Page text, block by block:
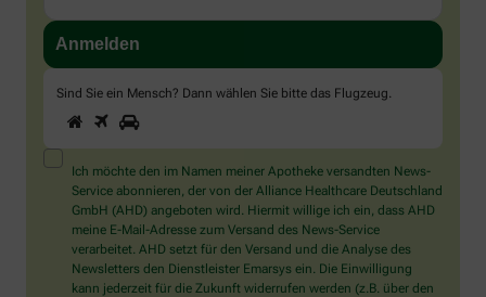
Sind Sie ein Mensch? Dann wählen Sie bitte das Flugzeug.
Sind
Sie
ein
Mensch?
Dann
wählen
Sie
bitte
das
Flugzeug.
1 2
Ich möchte den im Namen meiner Apotheke versandten News-
Service abonnieren, der von der Alliance Healthcare Deutschland
GmbH (AHD) angeboten wird. Hiermit willige ich ein, dass AHD
meine E-Mail-Adresse zum Versand des News-Service
verarbeitet. AHD setzt für den Versand und die Analyse des
Newsletters den Dienstleister Emarsys ein. Die Einwilligung
kann jederzeit für die Zukunft widerrufen werden (z.B. über den